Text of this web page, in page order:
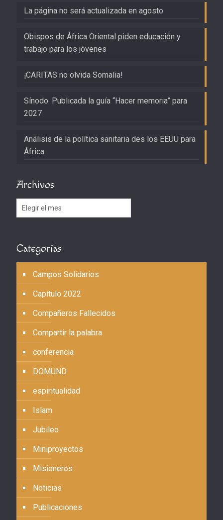
La página no será actualizada en agosto
Obispos de África Oriental piden educación y
trabajo para los jóvenes
¡CARITAS no olvida Somalia!
Sínodo: Publicada la guía “Hacer memoria” para
2027
Análisis de la política sanitaria des los EEUU para
África
Archivos
Archivos
Categorías
Campos Solidarios
Capítulo 2022
Compañeros Fallecidos
Compartir la palabra
conferencia
DOMUND
espiritualidad
Islam
Jubileo
Miniproyectos
Misioneros
Noticias
Publicaciones